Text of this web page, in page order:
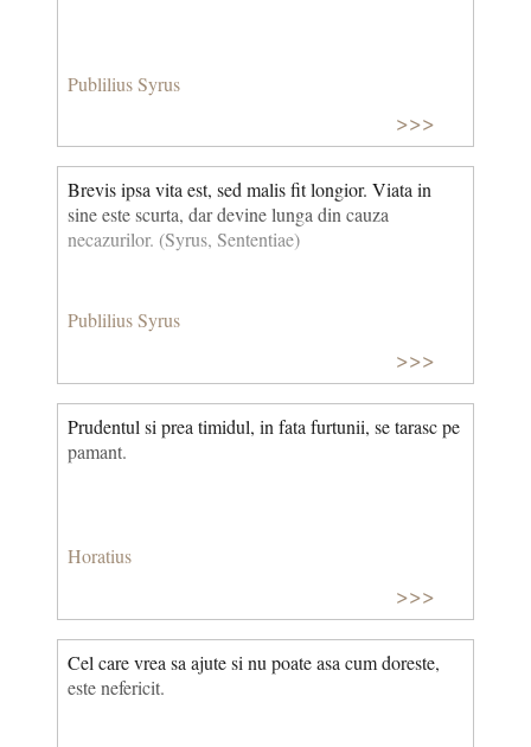
Publilius Syrus
>>>
Brevis ipsa vita est, sed malis fit longior. Viata in
sine este scurta, dar devine lunga din cauza
necazurilor. (Syrus, Sententiae)
Publilius Syrus
>>>
Prudentul si prea timidul, in fata furtunii, se tarasc pe
pamant.
Horatius
>>>
Cel care vrea sa ajute si nu poate asa cum doreste,
este nefericit.